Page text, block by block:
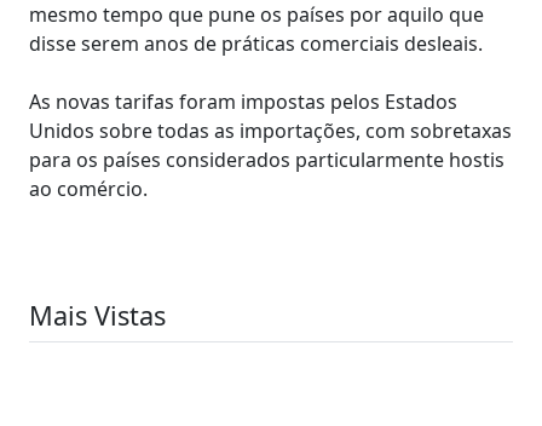
mesmo tempo que pune os países por aquilo que
disse serem anos de práticas comerciais desleais.
As novas tarifas foram impostas pelos Estados
Unidos sobre todas as importações, com sobretaxas
para os países considerados particularmente hostis
ao comércio.
Mais Vistas